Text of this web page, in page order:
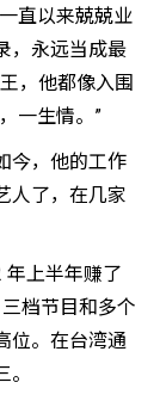
直以来兢兢业
，永远当成最
，他都像入围
一生情。”
今，他的工作
人了，在几家
年上半年赚了
档节目和多个
位。在台湾通
。